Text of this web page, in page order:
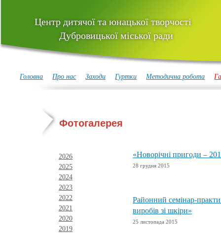
Центр дитячої та юнацької творчості
Дубровицької міської ради
Головна Про нас Заходи Гуртки Методична робота
Фотогалерея
2026
2025
2024
2023
2022
2021
2020
2019
«Новорічні пригоди –
28 грудня 2015
Районний семінар-
виробів зі шкіри»
25 листопада 2015